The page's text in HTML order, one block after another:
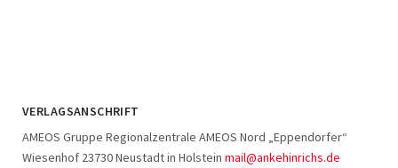
VERLAGSANSCHRIFT
AMEOS Gruppe Regionalzentrale AMEOS Nord „Eppendorfer“
Wiesenhof 23730 Neustadt in Holstein mail@ankehinrichs.de